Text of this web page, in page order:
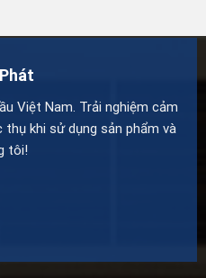
Việt Nam. Trải nghiệm cảm
khi sử dụng sản phẩm và
tôi!